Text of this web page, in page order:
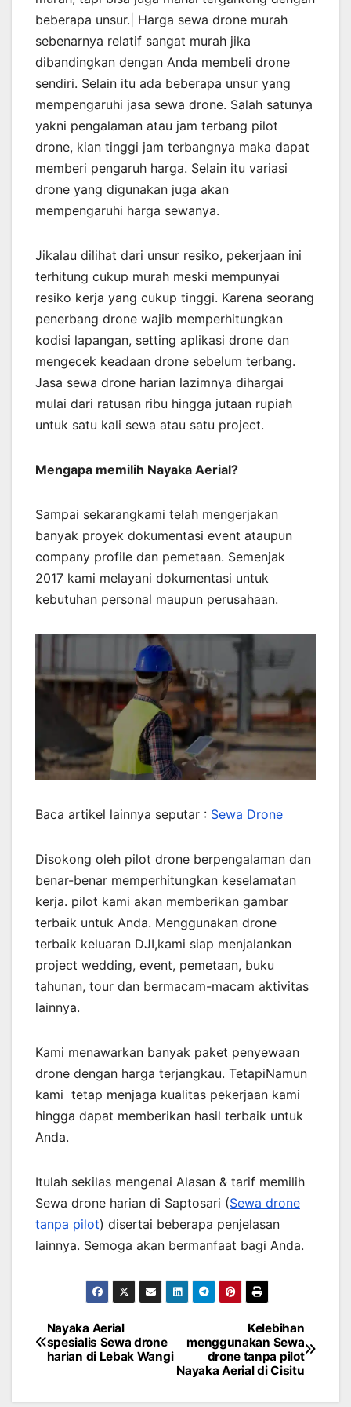
beberapa unsur.| Harga sewa drone murah
sebenarnya relatif sangat murah jika
dibandingkan dengan Anda membeli drone
sendiri. Selain itu ada beberapa unsur yang
mempengaruhi jasa sewa drone. Salah satunya
yakni pengalaman atau jam terbang pilot
drone, kian tinggi jam terbangnya maka dapat
memberi pengaruh harga. Selain itu variasi
drone yang digunakan juga akan
mempengaruhi harga sewanya.
Jikalau dilihat dari unsur resiko, pekerjaan ini
terhitung cukup murah meski mempunyai
resiko kerja yang cukup tinggi. Karena seorang
penerbang drone wajib memperhitungkan
kodisi lapangan, setting aplikasi drone dan
mengecek keadaan drone sebelum terbang.
Jasa sewa drone harian lazimnya dihargai
mulai dari ratusan ribu hingga jutaan rupiah
untuk satu kali sewa atau satu project.
Mengapa memilih Nayaka Aerial?
Sampai sekarangkami telah mengerjakan
banyak proyek dokumentasi event ataupun
company profile dan pemetaan. Semenjak
2017 kami melayani dokumentasi untuk
kebutuhan personal maupun perusahaan.
Baca artikel lainnya seputar : Sewa Drone
Disokong oleh pilot drone berpengalaman dan
benar-benar memperhitungkan keselamatan
kerja. pilot kami akan memberikan gambar
terbaik untuk Anda. Menggunakan drone
terbaik keluaran DJI,kami siap menjalankan
project wedding, event, pemetaan, buku
tahunan, tour dan bermacam-macam aktivitas
lainnya.
Kami menawarkan banyak paket penyewaan
drone dengan harga terjangkau. TetapiNamun
kami tetap menjaga kualitas pekerjaan kami
hingga dapat memberikan hasil terbaik untuk
Anda.
Itulah sekilas mengenai Alasan & tarif memilih
Sewa drone harian di Saptosari (Sewa drone
tanpa pilot) disertai beberapa penjelasan
lainnya. Semoga akan bermanfaat bagi Anda.
Post
navigation
Kelebihan
menggunakan Sewa
drone tanpa pilot
Nayaka Aerial di Cisitu
Nayaka Aerial
spesialis Sewa drone
harian di Lebak Wangi